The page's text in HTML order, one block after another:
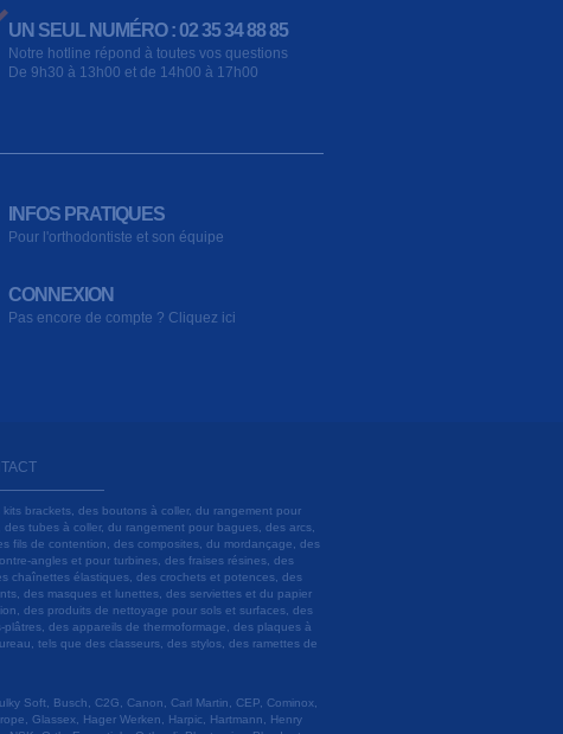
UN SEUL NUMÉRO : 02 35 34 88 85
Notre hotline répond à toutes vos questions
De 9h30 à 13h00 et de 14h00 à 17h00
INFOS PRATIQUES
Pour l'orthodontiste et son équipe
CONNEXION
Pas encore de compte ? Cliquez ici
brackets, des boutons à coller, du rangement pour
tubes à coller, du rangement pour bagues, des arcs,
fils de contention, des composites, du mordançage, des
angles et pour turbines, des fraises résines, des
chaînettes élastiques, des crochets et potences, des
des masques et lunettes, des serviettes et du papier
des produits de nettoyage pour sols et surfaces, des
des appareils de thermoformage, des plaques à
tels que des classeurs, des stylos, des ramettes de
Soft, Busch, C2G, Canon, Carl Martin, CEP, Cominox,
Glassex, Hager Werken, Harpic, Hartmann, Henry